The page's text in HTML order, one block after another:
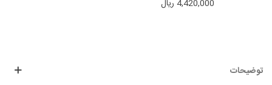
4,420,000 ریال
توضیحات